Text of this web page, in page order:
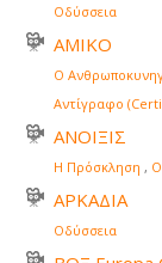
Οδύσσεια
ΑΜΙΚΟ
Ο
Αντίγραφο
ΑΝΟΙΞΙΣ
Η Πρόσκληση ,
ΑΡΚΑΔΙΑ
Οδύσσεια